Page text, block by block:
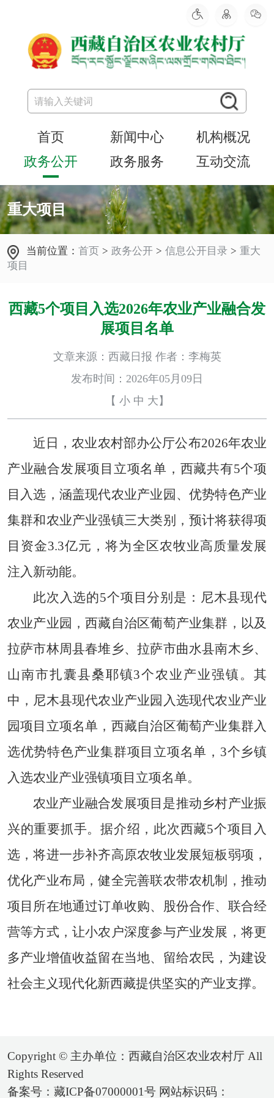
首页 新闻中心
机构概况
政务公开
政务服务 互动交流
重大项目
当前位置：首页 > 政务公开 > 信息公开目录 > 重大
项目
西藏5个项目入选2026年农业产业融合发
展项目名单
文章来源：西藏日报 作者：李梅英
发布时间：2026年05月09日
【 小 中 大 】
近日，农业农村部办公厅公布2026年农业
产业融合发展项目立项名单，西藏共有5个项
目入选，涵盖现代农业产业园、优势特色产业
集群和农业产业强镇三大类别，预计将获得项
目资金3.3亿元，将为全区农牧业高质量发展
注入新动能。
此次入选的5个项目分别是：尼木县现代
农业产业园，西藏自治区葡萄产业集群，以及
拉萨市林周县春堆乡、拉萨市曲水县南木乡、
山南市扎囊县桑耶镇3个农业产业强镇。其
中，尼木县现代农业产业园入选现代农业产业
园项目立项名单，西藏自治区葡萄产业集群入
选优势特色产业集群项目立项名单，3个乡镇
入选农业产业强镇项目立项名单。
农业产业融合发展项目是推动乡村产业振
兴的重要抓手。据介绍，此次西藏5个项目入
选，将进一步补齐高原农牧业发展短板弱项，
优化产业布局，健全完善联农带农机制，推动
项目所在地通过订单收购、股份合作、联合经
营等方式，让小农户深度参与产业发展，将更
多产业增值收益留在当地、留给农民，为建设
社会主义现代化新西藏提供坚实的产业支撑。
Copyright © 主办单位：西藏自治区农业农村厅 All
Rights Reserved
备案号：藏ICP备07000001号 网站标识码：